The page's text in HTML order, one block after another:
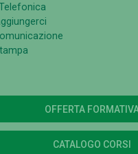
OFFERTA
CATALOGO CORSI